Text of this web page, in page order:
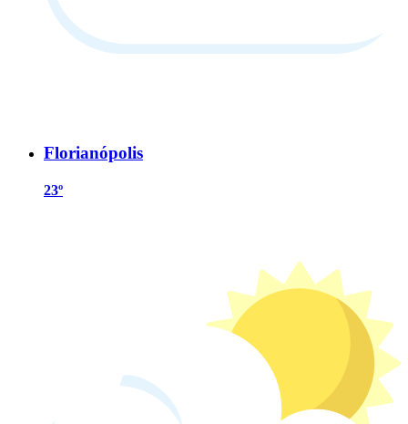
Florianópolis
23º